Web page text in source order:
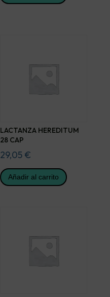
LACTANZA HEREDITUM
28 CAP
29,05 €
Añadir al carrito